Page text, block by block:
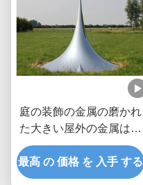
庭の装飾の金属の磨かれ
た大きい屋外の金属は低
下の彫刻を彫ります
最高 の 価格 を 入手 する